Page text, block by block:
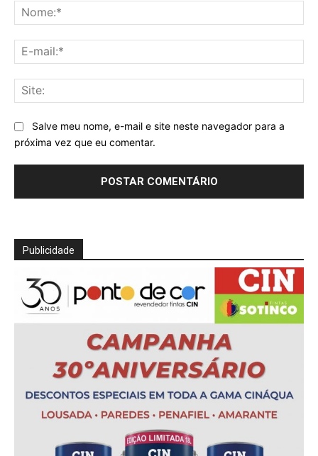
Salve meu nome, e-mail e site neste navegador para a
próxima vez que eu comentar.
Publicidade